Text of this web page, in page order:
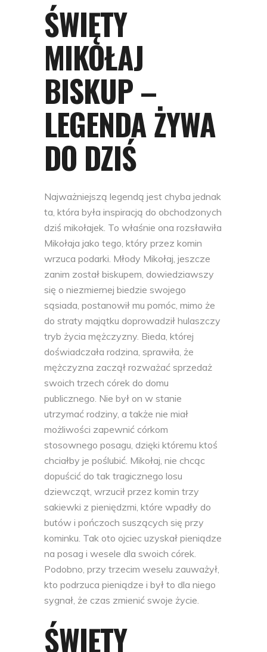
ŚWIĘTY
MIKOŁAJ
BISKUP –
LEGENDA ŻYWA
DO DZIŚ
Najważniejszą legendą jest chyba jednak
ta, która była inspiracją do obchodzonych
dziś mikołajek. To właśnie ona rozsławiła
Mikołaja jako tego, który przez komin
wrzuca podarki. Młody Mikołaj, jeszcze
zanim został biskupem, dowiedziawszy
się o niezmiernej biedzie swojego
sąsiada, postanowił mu pomóc, mimo że
do straty majątku doprowadził hulaszczy
tryb życia mężczyzny. Bieda, której
doświadczała rodzina, sprawiła, że
mężczyzna zaczął rozważać sprzedaż
swoich trzech córek do domu
publicznego. Nie był on w stanie
utrzymać rodziny, a także nie miał
możliwości zapewnić córkom
stosownego posagu, dzięki któremu ktoś
chciałby je poślubić. Mikołaj, nie chcąc
dopuścić do tak tragicznego losu
dziewcząt, wrzucił przez komin trzy
sakiewki z pieniędzmi, które wpadły do
butów i pończoch suszących się przy
kominku. Tak oto ojciec uzyskał pieniądze
na posag i wesele dla swoich córek.
Podobno, przy trzecim weselu zauważył,
kto podrzuca pieniądze i był to dla niego
sygnał, że czas zmienić swoje życie.
ŚWIĘTY